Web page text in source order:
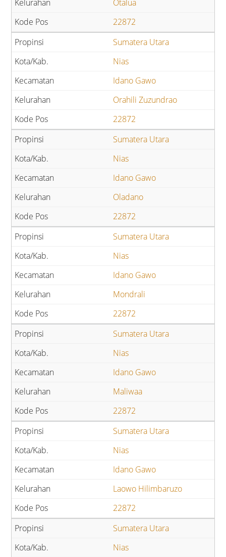
Otalua
22872
Sumatera Utara
Nias
Idano Gawo
Orahili Zuzundrao
22872
Sumatera Utara
Nias
Idano Gawo
Oladano
22872
Sumatera Utara
Nias
Idano Gawo
Mondrali
22872
Sumatera Utara
Nias
Idano Gawo
Maliwaa
22872
Sumatera Utara
Nias
Idano Gawo
Laowo Hilimbaruzo
22872
Sumatera Utara
Nias